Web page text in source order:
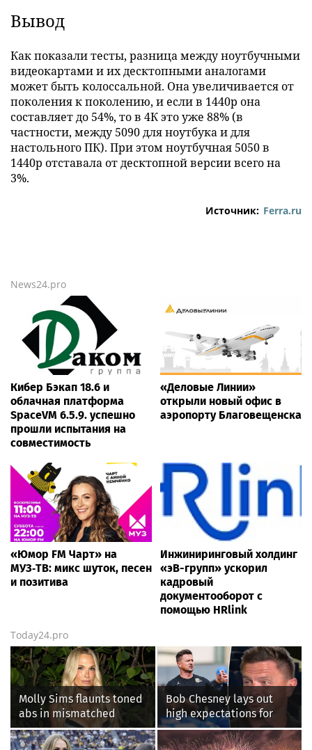
Вывод
Как показали тесты, разница между ноутбучными
видеокартами и их десктопными аналогами
может быть колоссальной. Она увеличивается от
поколения к поколению, и если в 1440р она
составляет до 54%, то в 4К это уже 88% (в
частности, между 5090 для ноутбука и для
настольного ПК). При этом ноутбучная 5050 в
1440р отставала от десктопной версии всего на
3%.
Источник: Ferra.ru
News24.pro
Кибер Бэкап 18.6 и
облачная платформа
SpaceVM 6.5.9. успешно
прошли испытания на
совместимость
«Деловые Линии»
открыли новый офис в
аэропорту Благовещенска
«Юмор FM Чарт» на
МУЗ‑ТВ: микс шуток, песен
и позитива
Инжиниринговый холдинг
«эВ-групп» ускорил
кадровый
документооборот с
помощью HRlink
Today24.pro
Molly Sims flaunts toned
abs in mismatched
bikini during perfect
beach day with her kids
Bob Chesney lays out
high expectations for
UCLA athletics